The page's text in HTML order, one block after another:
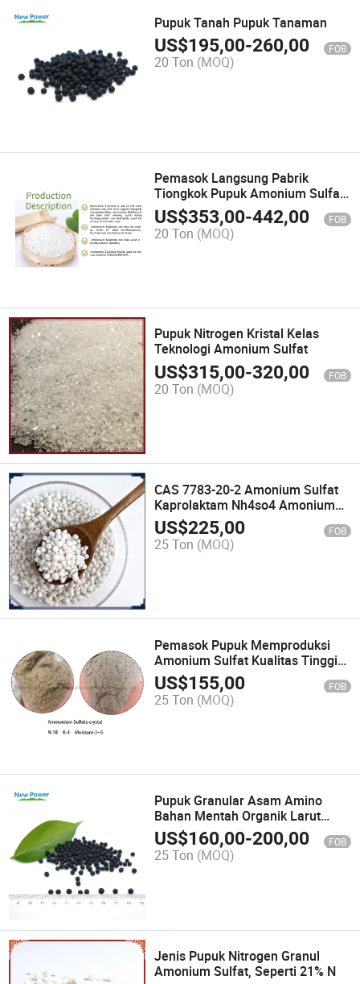
Pupuk Tanah Pupuk Tanaman
US$195,00-260,00 FOB
20 Ton (MOQ)
Pemasok Langsung Pabrik
Tiongkok Pupuk Amonium Sulfat
Termurah
US$353,00-442,00 FOB
20 Ton (MOQ)
Pupuk Nitrogen Kristal Kelas
Teknologi Amonium Sulfat
US$315,00-320,00 FOB
20 Ton (MOQ)
CAS 7783-20-2 Amonium Sulfat
Kaprolaktam Nh4so4 Amonium
Sulfat
US$225,00 FOB
25 Ton (MOQ)
Pemasok Pupuk Memproduksi
Amonium Sulfat Kualitas Tinggi
Kelas Kaprolaktam
US$155,00 FOB
25 Ton (MOQ)
Pupuk Granular Asam Amino
Bahan Mentah Organik Larut
Dalam Air
US$160,00-200,00 FOB
25 Ton (MOQ)
Jenis Pupuk Nitrogen Granul
Amonium Sulfat, Seperti 21% N